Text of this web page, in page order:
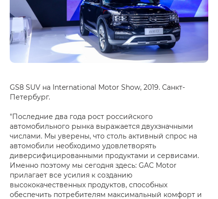
GS8 SUV на International Motor Show, 2019. Санкт-
Петербург.
"Последние два года рост российского
автомобильного рынка выражается двухзначными
числами. Мы уверены, что столь активный спрос на
автомобили необходимо удовлетворять
диверсифицированными продуктами и сервисами.
Именно поэтому мы сегодня здесь: GAC Motor
прилагает все усилия к созданию
высококачественных продуктов, способных
обеспечить потребителям максимальный комфорт и